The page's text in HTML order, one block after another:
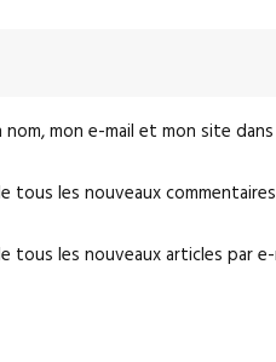
nom, mon e-mail et mon site
tous les nouveaux
tous les nouveaux articles par e-